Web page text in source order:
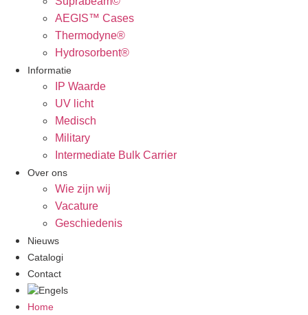
AEGIS™ Cases
Thermodyne®
Hydrosorbent®
Informatie
IP Waarde
UV licht
Medisch
Military
Intermediate Bulk Carrier
Over ons
Wie zijn wij
Vacature
Geschiedenis
Nieuws
Catalogi
Contact
Home